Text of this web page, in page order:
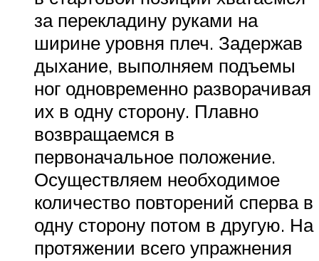
за перекладину руками на
ширине уровня плеч. Задержав
дыхание, выполняем подъемы
ног одновременно разворачивая
их в одну сторону. Плавно
возвращаемся в
первоначальное положение.
Осуществляем необходимое
количество повторений сперва в
одну сторону потом в другую. На
протяжении всего упражнения